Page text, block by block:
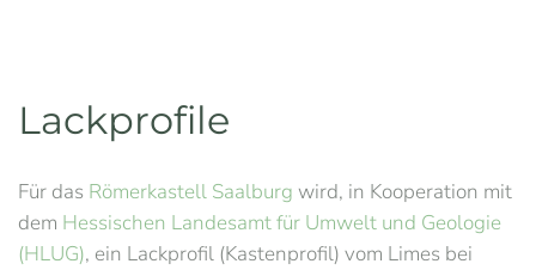
Lackprofile
Für das Römerkastell Saalburg wird, in Kooperation mit
dem Hessischen Landesamt für Umwelt und Geologie
(HLUG), ein Lackprofil (Kastenprofil) vom Limes bei